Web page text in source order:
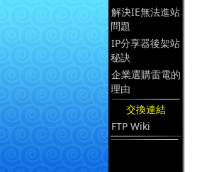
解決IE無法進站
問題
IP分享器後架站
秘訣
企業選購雷電的
理由
交換連結
FTP Wiki